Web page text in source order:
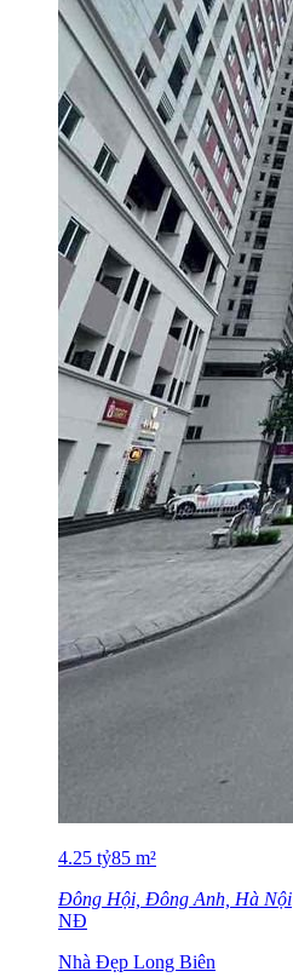
4.25 tỷ85 m²
Đông Hội, Đông Anh, Hà Nội
NĐ
Nhà Đẹp Long Biên